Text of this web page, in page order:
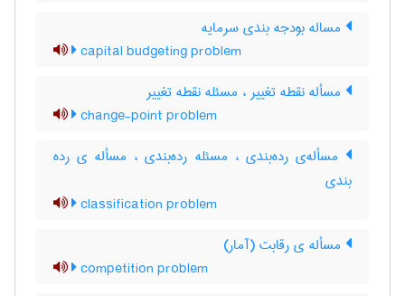
مساله بودجه بندی سرمایه
capital budgeting problem
مسأله نقطه تغییر ، مسئله نقطه تغییر
change-point problem
مسأله‌ی رده‌بندی ، مسئله رده‌بندی ، مسأله ی رده
بندی
classification problem
مسأله ی رقابت (آمار)
competition problem